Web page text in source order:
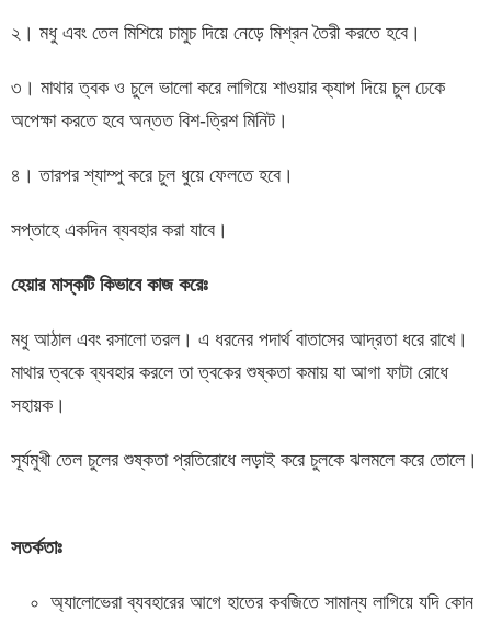
২। মধু এবং তেল মিশিয়ে চামুচ দিয়ে নেড়ে মিশ্রন তৈরী করতে হবে।
৩। মাথার ত্বক ও চুলে ভালো করে লাগিয়ে শাওয়ার ক্যাপ দিয়ে চুল ঢেকে
অপেক্ষা করতে হবে অন্তত বিশ-ত্রিশ মিনিট।
৪। তারপর শ্যাম্পু করে চুল ধুয়ে ফেলতে হবে।
সপ্তাহে একদিন ব্যবহার করা যাবে।
হেয়ার মাস্কটি কিভাবে কাজ করেঃ
মধু আঠাল এবং রসালো তরল। এ ধরনের পদার্থ বাতাসের আদ্রতা ধরে রাখে।
মাথার ত্বকে ব্যবহার করলে তা ত্বকের শুষ্কতা কমায় যা আগা ফাটা রোধে
সহায়ক।
সূর্যমুখী তেল চুলের শুষ্কতা প্রতিরোধে লড়াই করে চুলকে ঝলমলে করে তোলে।
সতর্কতাঃ
অ্যালোভেরা ব্যবহারের আগে হাতের কবজিতে সামান্য লাগিয়ে যদি কোন